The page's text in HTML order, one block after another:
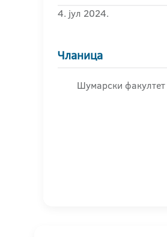
4. јул 2024.
Чланица
Шумарски